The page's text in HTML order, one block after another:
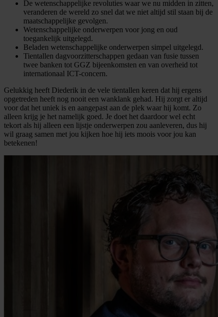
De wetenschappelijke revoluties waar we nu midden in zitten,
veranderen de wereld zo snel dat we niet altijd stil staan bij de
maatschappelijke gevolgen.
Wetenschappelijke onderwerpen voor jong en oud
toegankelijk uitgelegd.
Beladen wetenschappelijke onderwerpen simpel uitgelegd.
Tientallen dagvoorzitterschappen gedaan van fusie tussen
twee banken tot GGZ bijeenkomsten en van overheid tot
internationaal ICT-concern.
Gelukkig heeft Diederik in de vele tientallen keren dat hij ergens
opgetreden heeft nog nooit een wanklank gehad. Hij zorgt er altijd
voor dat het uniek is en aangepast aan de plek waar hij komt. Zo
alleen krijg je het namelijk goed. Je doet het daardoor wel echt
tekort als hij alleen een lijstje onderwerpen zou aanleveren, dus hij
wil graag samen met jou kijken hoe hij iets moois voor jou kan
betekenen!